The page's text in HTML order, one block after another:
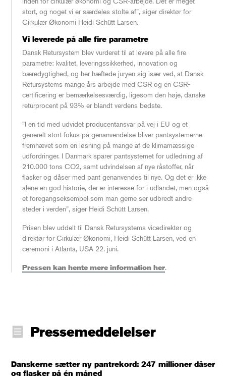
stort, og noget vi er særdeles stolte af”, siger direktør for
Cirkulær Økonomi Heidi Schütt Larsen.
Vi leverede på alle fire parametre
Dansk Retursystem blev vurderet til at levere på alle fire
parametre: kvalitet, leveringssikkerhed, innovation og
bæredygtighed, og her hæftede juryen sig især ved, at Dansk
Retursystems mange års arbejde med CSR og en CSR-
certificering er bemærkelsesværdig, ligesom den høje, danske
returprocent på 93% er blandt verdens bedste.
”I en tid med udvidet producentansvar på vej i EU og et
generelt stort fokus på genanvendelse bliver pantsystemerne
fremhævet som en løsning på mange af de klimamæssige
udfordringer. I Danmark sparer pantsystemet for udledning af
210.000 tons CO2, samt udvindelsen af nye råstoffer, når
flasker og dåser med pant genanvendes til nye. Og det er ikke
alene en god historie, der er interesse for i udlandet, men også
et foregangseksempel som man gerne ser udbredt andre
steder i verden”, siger Heidi Schütt Larsen.
Prisen blev uddelt til Dansk Retursystems vicedirektør og
direktør for Cirkulær Økonomi, Heidi Schütt Larsen, ved en
ceremoni i Atlanta, USA 22. juni.
Pressen kan hente mere information her.
Pressemeddelelser
Danskerne sætter ny pantrekord: 247 millioner dåser
og flasker på én måned